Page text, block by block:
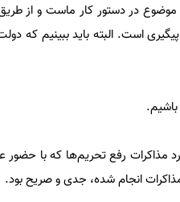
در دستور کار ماست و از
است. البته باید ببینیم که
مذاکرات رفع تحریم‌ها که با حضور
انجام شده، جدی و صریح بود.